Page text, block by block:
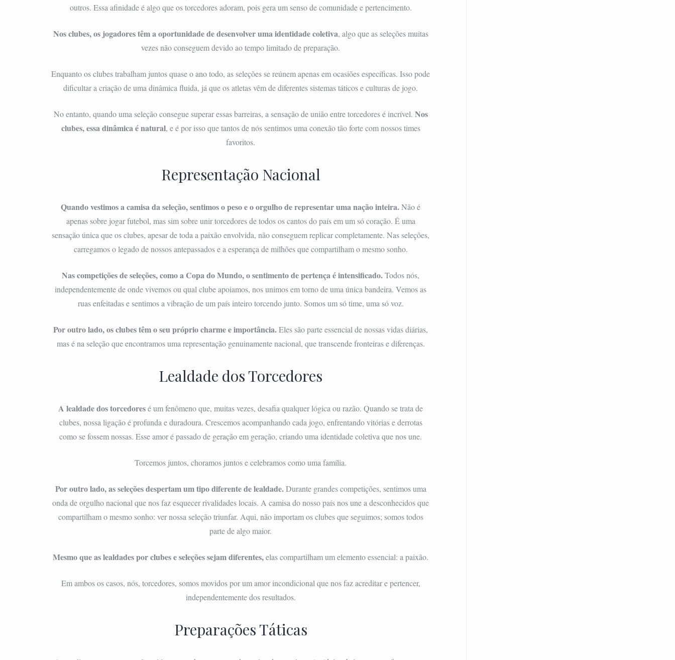
outros. Essa afinidade é algo que os torcedores adoram, pois gera um senso de comunidade e pertencimento.
Nos clubes, os jogadores têm a oportunidade de desenvolver uma identidade coletiva, algo que as seleções muitas
vezes não conseguem devido ao tempo limitado de preparação.
Enquanto os clubes trabalham juntos quase o ano todo, as seleções se reúnem apenas em ocasiões específicas. Isso pode
dificultar a criação de uma dinâmica fluida, já que os atletas vêm de diferentes sistemas táticos e culturas de jogo.
No entanto, quando uma seleção consegue superar essas barreiras, a sensação de união entre torcedores é incrível. Nos
clubes, essa dinâmica é natural, e é por isso que tantos de nós sentimos uma conexão tão forte com nossos times
favoritos.
Representação Nacional
Quando vestimos a camisa da seleção, sentimos o peso e o orgulho de representar uma nação inteira.Não é
apenas sobre jogar futebol, mas sim sobre unir torcedores de todos os cantos do país em um só coração. É uma
sensação única que os clubes, apesar de toda a paixão envolvida, não conseguem replicar completamente. Nas seleções,
carregamos o legado de nossos antepassados e a esperança de milhões que compartilham o mesmo sonho.
Nas competições de seleções, como a Copa do Mundo, o sentimento de pertença é intensificado.Todos nós,
independentemente de onde vivemos ou qual clube apoiamos, nos unimos em torno de uma única bandeira. Vemos as
ruas enfeitadas e sentimos a vibração de um país inteiro torcendo junto. Somos um só time, uma só voz.
Por outro lado, os clubes têm o seu próprio charme e importância.Eles são parte essencial de nossas vidas diárias,
mas é na seleção que encontramos uma representação genuinamente nacional, que transcende fronteiras e diferenças.
Lealdade dos Torcedores
A lealdade dos torcedoresé um fenômeno que, muitas vezes, desafia qualquer lógica ou razão. Quando se trata de
clubes, nossa ligação é profunda e duradoura. Crescemos acompanhando cada jogo, enfrentando vitórias e derrotas
como se fossem nossas. Esse amor é passado de geração em geração, criando uma identidade coletiva que nos une.
Torcemos juntos, choramos juntos e celebramos como uma família.
Por outro lado, as seleções despertam um tipo diferente de lealdade.Durante grandes competições, sentimos uma
onda de orgulho nacional que nos faz esquecer rivalidades locais. A camisa do nosso país nos une a desconhecidos que
compartilham o mesmo sonho: ver nossa seleção triunfar. Aqui, não importam os clubes que seguimos; somos todos
parte de algo maior.
Mesmo que as lealdades por clubes e seleções sejam diferentes,elas compartilham um elemento essencial: a paixão.
Em ambos os casos, nós, torcedores, somos movidos por um amor incondicional que nos faz acreditar e pertencer,
independentemente dos resultados.
Preparações Táticas